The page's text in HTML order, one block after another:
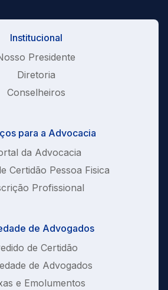
Institucional
Presidente
Diretoria
Conselheiros
para a Advocacia
da Advocacia
Certidão Pessoa Fisica
Profissional
de Advogados
de Certidão
de Advogados
e Emolumentos